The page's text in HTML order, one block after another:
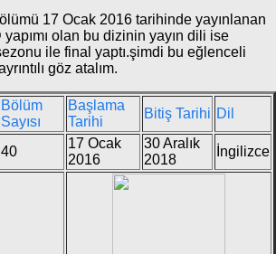
17 Ocak 2016 tarihinde yayınlanan
olan bu dizinin yayın dili ise
ile final yaptı.şimdi bu eğlenceli
göz atalım.
Bölüm
Sayısı
Başlama
Tarihi
Bitiş Tarihi Dil
40
17 Ocak
2016
30 Aralık
2018
İngilizce